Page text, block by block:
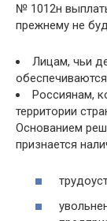
№ 1012н
прежнему не
Лицам, чьи
Россиянам,
территории
Основанием
признается